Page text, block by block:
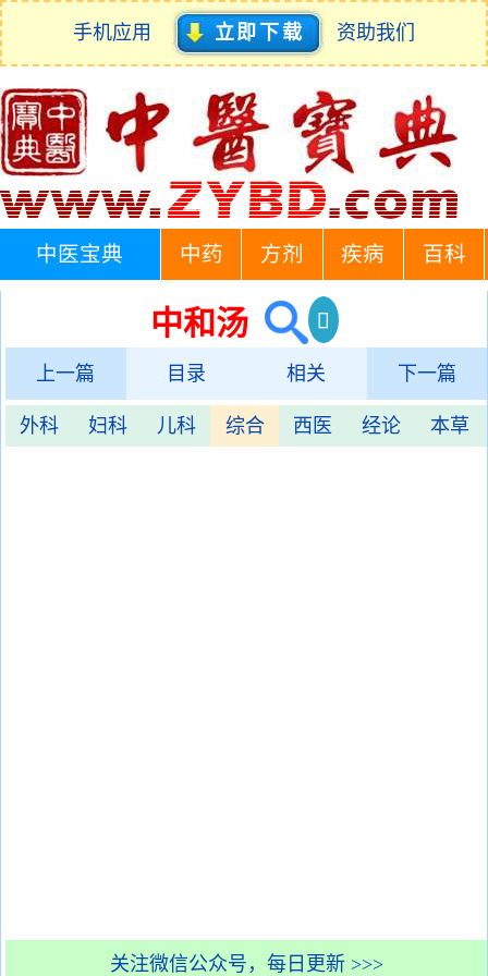
手机应用 立即下载 资助我们
中医宝典 中药 方剂 疾病 百科
中和汤
上一篇 目录 相关 下一篇
外科 妇科 儿科 综合 西医 经论 本草
关注微信公众号，每日更新 >>>